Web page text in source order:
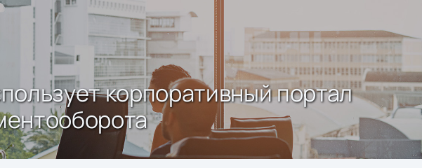
корпоративный портал